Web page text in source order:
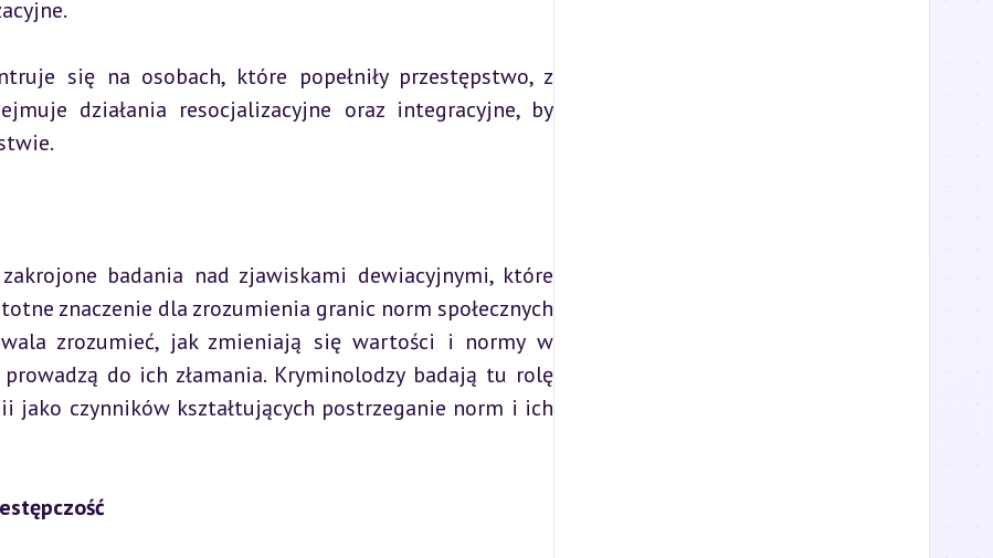
się na osobach, które popełniły przestępstwo, z
działania resocjalizacyjne oraz integracyjne, by
badania nad zjawiskami dewiacyjnymi, które
znaczenie dla zrozumienia granic norm społecznych
zrozumieć, jak zmieniają się wartości i normy w
do ich złamania. Kryminolodzy badają tu rolę
jako czynników kształtujących postrzeganie norm i ich